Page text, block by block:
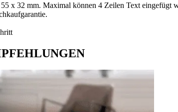
x 32 mm. Maximal können 4 Zeilen Text eingefügt